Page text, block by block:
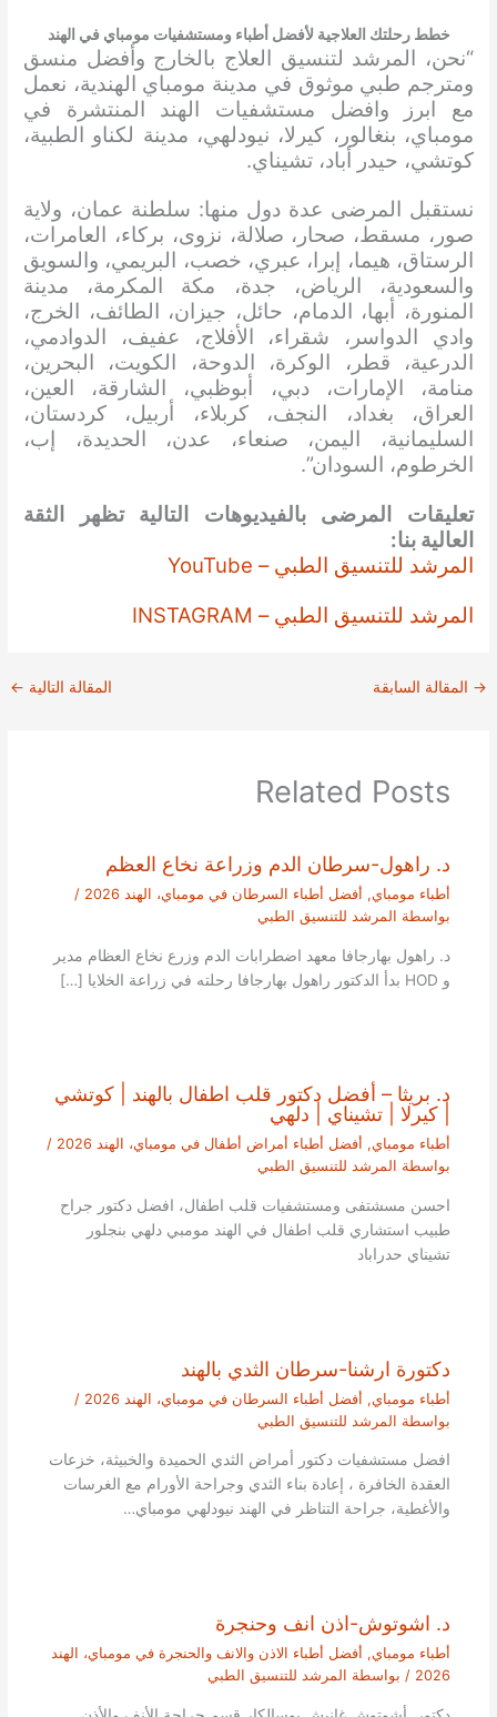
خطط رحلتك العلاجية لأفضل أطباء ومستشفيات مومباي في الهند
“نحن، المرشد لتنسيق العلاج بالخارج وأفضل منسق
ومترجم طبي موثوق في مدينة مومباي الهندية، نعمل
مع ابرز وافضل مستشفيات الهند المنتشرة في
مومباي، بنغالور، كيرلا، نيودلهي، مدينة لكناو الطبية،
كوتشي، حيدر أباد، تشيناي.
نستقبل المرضى عدة دول منها: سلطنة عمان، ولاية
صور، مسقط، صحار، صلالة، نزوى، بركاء، العامرات،
الرستاق، هيما، إبرا، عبري، خصب، البريمي، والسويق
والسعودية، الرياض، جدة، مكة المكرمة، مدينة
المنورة، أبها، الدمام، حائل، جيزان، الطائف، الخرج،
وادي الدواسر، شقراء، الأفلاج، عفيف، الدوادمي،
الدرعية، قطر، الوكرة، الدوحة، الكويت، البحرين،
منامة، الإمارات، دبي، أبوظبي، الشارقة، العين،
العراق، بغداد، النجف، كربلاء، أربيل، كردستان،
السليمانية، اليمن، صنعاء، عدن، الحديدة، إب،
الخرطوم، السودان”.
تعليقات المرضى بالفيديوهات التالية تظهر الثقة
العالية بنا:
المرشد للتنسيق الطبي – YouTube
المرشد للتنسيق الطبي – INSTAGRAM
→ المقالة السابقة المقالة التالية ←
Related Posts
د. راهول-سرطان الدم وزراعة نخاع العظم
أطباء مومباي, أفضل أطباء السرطان في مومباي، الهند 2026
/
بواسطة المرشد للتنسيق الطبي
د. راهول بهارجافا معهد اضطرابات الدم وزرع نخاع العظام مدير
و HOD بدأ الدكتور راهول بهارجافا رحلته في زراعة الخلايا […]
د. بريثا – أفضل دكتور قلب اطفال بالهند | كوتشي
| كيرلا | تشيناي | دلهي
أطباء مومباي, أفضل أطباء أمراض أطفال في مومباي، الهند 2026
/
بواسطة المرشد للتنسيق الطبي
احسن مسشتفى ومستشفيات قلب اطفال، افضل دكتور جراح
طبيب استشاري قلب اطفال في الهند مومبي دلهي بنجلور
تشيناي حدراباد
دكتورة ارشنا-سرطان الثدي بالهند
أطباء مومباي, أفضل أطباء السرطان في مومباي، الهند 2026
/
بواسطة المرشد للتنسيق الطبي
افضل مستشفيات دكتور أمراض الثدي الحميدة والخبيثة، خزعات
العقدة الخافرة ، إعادة بناء الثدي وجراحة الأورام مع الغرسات
والأغطية، جراحة التناظر في الهند نيودلهي مومباي…
د. اشوتوش-اذن انف وحنجرة
أطباء مومباي, أفضل أطباء الاذن والانف والحنجرة في مومباي، الهند
2026 / بواسطة المرشد للتنسيق الطبي